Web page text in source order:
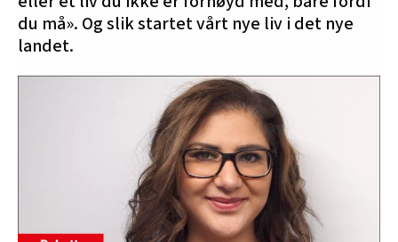
du må». Og slik startet vårt nye liv i det nye
landet.